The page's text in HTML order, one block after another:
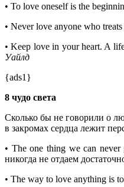
• To love oneself is the
• Never love anyone who
• Keep love in your heart. A
Уайлд
{ads1}
8 чудо света
Сколько бы не говорили о
в закромах сердца лежит
• The one thing we can
никогда не отдаем
• The way to love anything is